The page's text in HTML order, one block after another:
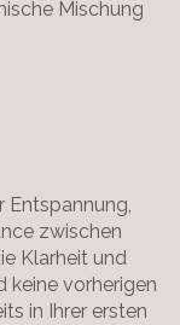
Mischung
Entspannung,
zwischen
Klarheit und
keine vorherigen
in Ihrer ersten